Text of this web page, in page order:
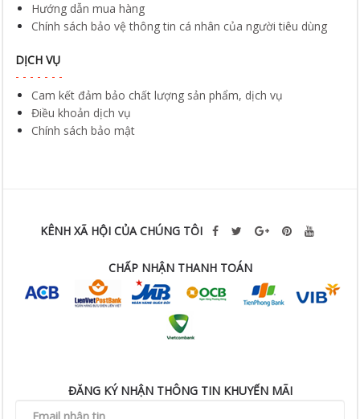
Hướng dẫn mua hàng
Chính sách bảo vệ thông tin cá nhân của người tiêu dùng
DỊCH VỤ
Cam kết đảm bảo chất lượng sản phẩm, dịch vụ
Điều khoản dịch vụ
Chính sách bảo mật
KÊNH XÃ HỘI CỦA CHÚNG TÔI
CHẤP NHẬN THANH TOÁN
ĐĂNG KÝ NHẬN THÔNG TIN KHUYẾN MÃI